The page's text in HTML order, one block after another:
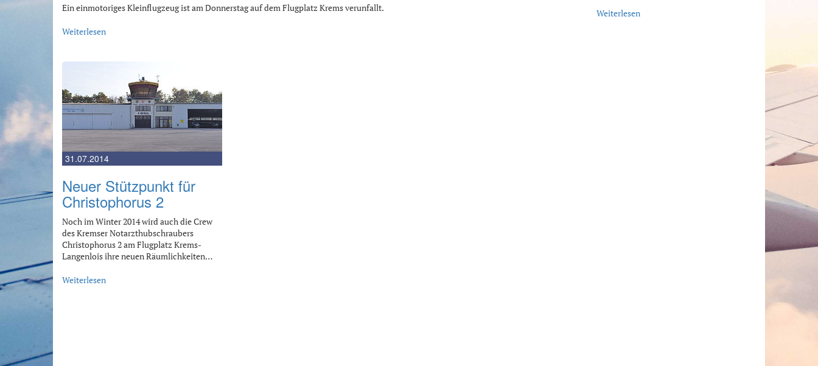
Ein einmotoriges Kleinflugzeug ist am Donnerstag auf dem Flugplatz Krems verunfallt.
Weiterlesen
Weiterlesen
31.07.2014
Neuer Stützpunkt für
Christophorus 2
Noch im Winter 2014 wird auch die Crew
des Kremser Notarzthubschraubers
Christophorus 2 am Flugplatz Krems-
Langenlois ihre neuen Räumlichkeiten…
Weiterlesen